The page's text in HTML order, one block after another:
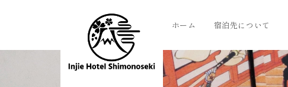
ホーム 宿泊先について